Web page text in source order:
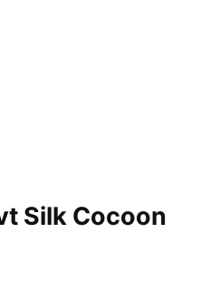
Silk Cocoon